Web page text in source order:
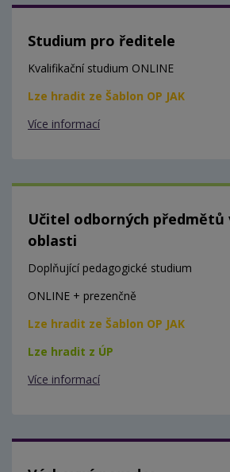
Studium pro ředitele
Kvalifikační studium ONLINE
Lze hradit ze Šablon OP JAK
Více informací
Učitel odborných předmětů
oblasti
Doplňující pedagogické studium
ONLINE + prezenčně
Lze hradit ze Šablon OP JAK
Lze hradit z ÚP
Více informací